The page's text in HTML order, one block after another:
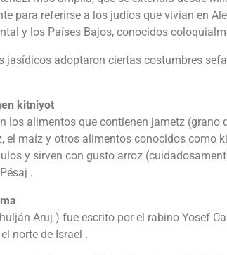
para referirse a los judíos que vivían en
y los Países Bajos, conocidos
jasídicos adoptaron ciertas costumbres
kitniyot
los alimentos que contienen jametz
el maíz y otros alimentos conocidos como
y sirven con gusto arroz
.
Aruj ) fue escrito por el rabino Yosef
norte de Israel .